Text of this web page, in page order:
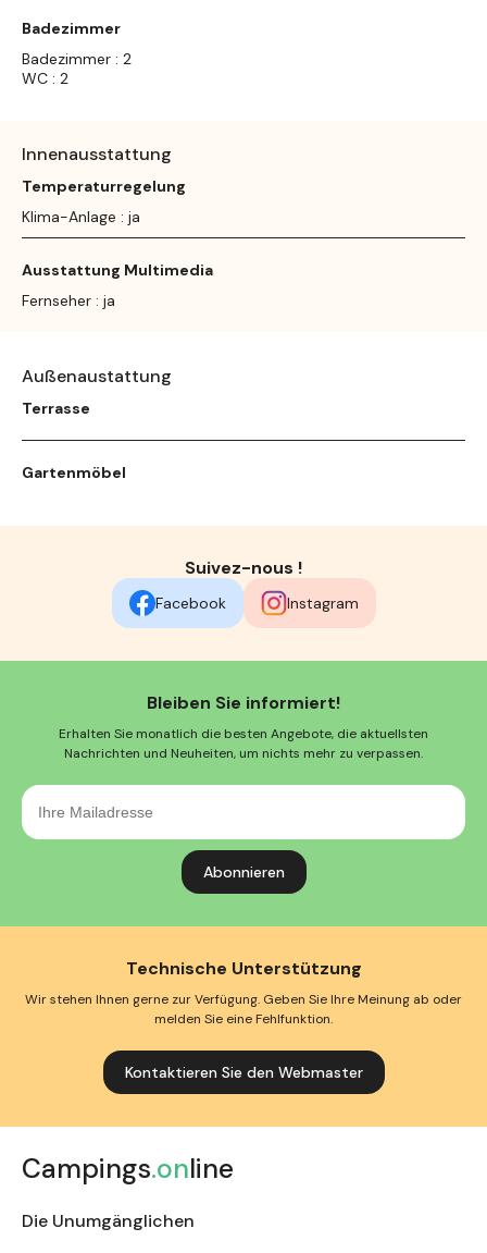
Badezimmer
Badezimmer : 2
WC : 2
Innenausstattung
Temperaturregelung
Klima-Anlage : ja
Ausstattung Multimedia
Fernseher : ja
Außenaustattung
Terrasse
Gartenmöbel
Suivez-nous !
Facebook Instagram
Bleiben Sie informiert!
Erhalten Sie monatlich die besten Angebote, die aktuellsten
Nachrichten und Neuheiten, um nichts mehr zu verpassen.
Ihre
Mailadresse
Technische Unterstützung
Wir stehen Ihnen gerne zur Verfügung. Geben Sie Ihre Meinung ab oder
melden Sie eine Fehlfunktion.
Kontaktieren Sie den Webmaster
Campings.online
Die Unumgänglichen